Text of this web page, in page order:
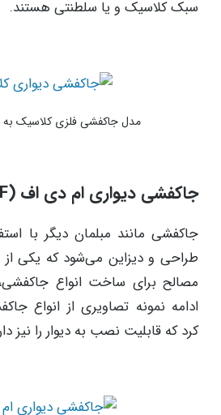
سبک کلاسیک و یا سلطنتی هستند.
مدل جاکفشی فلزی کلاسیک به
جاکفشی دیواری ام دی اف (MDF)
جاکفشی مانند مبلمان دیگر با
طراحی و دیزاین می‌شود که یکی از
مصالح برای ساخت انواع
ادامه نمونه تصاویری از انواع
کرد که قابلیت نصب به دیوار را نیز